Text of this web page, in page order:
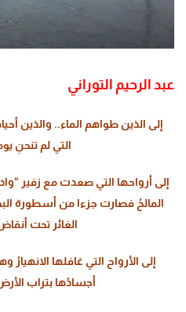
عبد الرحيم التوراني
إلى الذين طواهم الماء.. والذين
التي لم تنحنِ
إلى أرواحها التي صعدت مع زفير
المالحُ فصارت جزءا من أسطورة
الغائر تحت
إلى الأرواح التي غافلها
أجسادُها بتراب